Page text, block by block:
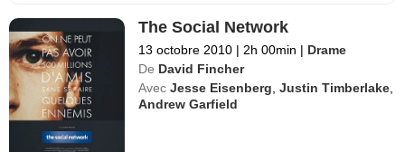
The Social Network
13 octobre 2010 | 2h 00min | Drame
De David Fincher
Avec Jesse Eisenberg ,Justin Timberlake
Andrew Garfield